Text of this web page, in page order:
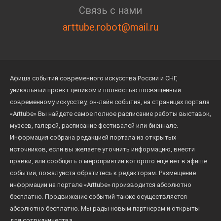
Связь с нами
arttube.robot@mail.ru
Афиша событий современного искусства России и СНГ,
уникальный проект целиком и полностью посвященный
современному искусству, он-лайн события, на страницах портала
«Arttube» Вы найдете самое полное расписание работы выставок,
музеев, галерей, расписание фестивалей или биеннале.
Информация собрана редакцией портала из открытых
источников, если вы желаете уточнить информацию, внести
правки, или сообщить о мероприятии которого еще нет в афише
событий, пожалуйста обратитесь к редакторам. Размещение
информации на портале «Arttube» производится абсолютно
бесплатно. Продвижение событий также осуществляется
абсолютно бесплатно. Мы рады новым партнерам и открыты